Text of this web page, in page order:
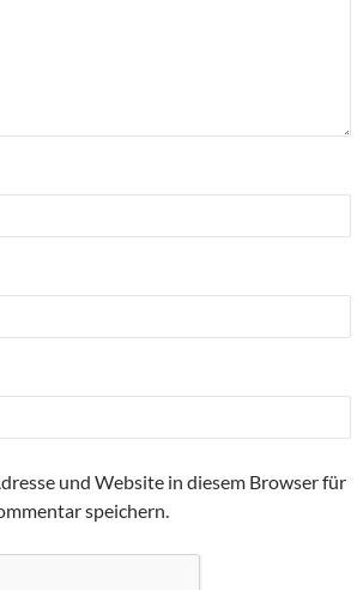
und Website in diesem Browser für
speichern.